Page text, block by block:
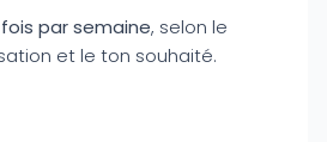
par semaine, selon le
et le ton souhaité.